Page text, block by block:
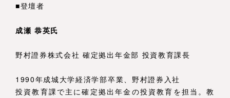
■登壇者
成瀬 恭英氏
野村證券株式会社 確定拠出年金部 投資教育課長
1990年成城大学経済学部卒業、野村證券入社
投資教育課で主に確定拠出年金の投資教育を担当。教